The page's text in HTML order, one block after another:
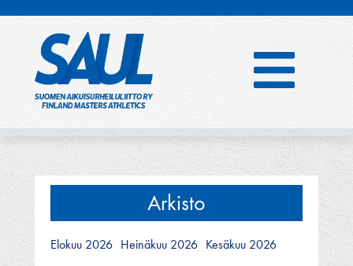
Arkisto
Elokuu 2026 Heinäkuu 2026 Kesäkuu 2026